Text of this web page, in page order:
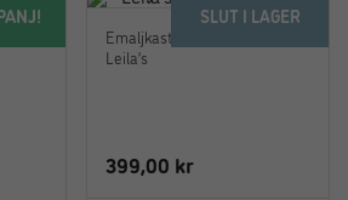
SLUT I LAGER
Emaljkastrull Turkos 1 Liter –
Leila’s
399,00 kr